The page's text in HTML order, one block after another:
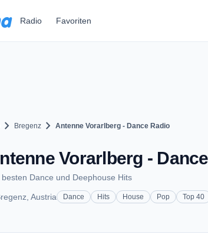
Radio Favoriten
chevron_right Bregenz chevron_right Antenne Vorarlberg - Dance Radio
Vorarlberg -
besten Dance und Deephouse Hits
Austria Dance Hits House Pop Top 40